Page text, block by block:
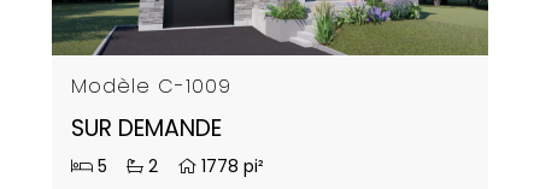
Modèle C-1009
SUR DEMANDE
5 2 1778 pi²